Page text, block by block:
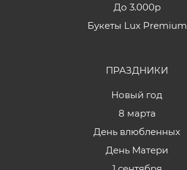
До 3.000р
Букеты Lux Premium
ПРАЗДНИКИ
Новый год
8 марта
День влюбленных
День Матери